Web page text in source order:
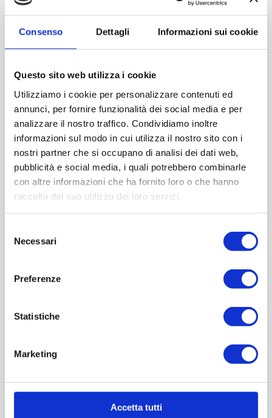
Consenso Dettagli Informazioni sui cookie
Questo sito web utilizza i cookie
Utilizziamo i cookie per personalizzare contenuti ed
annunci, per fornire funzionalità dei social media e per
analizzare il nostro traffico. Condividiamo inoltre
informazioni sul modo in cui utilizza il nostro sito con i
nostri partner che si occupano di analisi dei dati web,
pubblicità e social media, i quali potrebbero combinarle
con altre informazioni che ha fornito loro o che hanno
raccolto dal suo utilizzo dei loro servizi.
delNecessari
Preferenze
Statistiche
Marketing
Accetta tutti
Contattaci
Imboccatura:T.vite pp31,5
Peso (gr):120
Diametro (mm):43
Altezza (mm):141
Quantità per imballo :4188
Cod.: RUB219
Please select the address you want to ship to
OVERVIEW